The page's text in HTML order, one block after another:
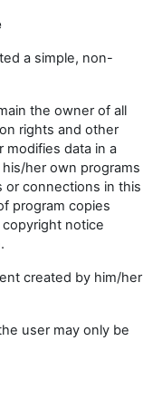
a simple, non-
the owner of all
rights and other
modifies data in a
her own programs
or connections in this
program copies
notice
created by him/her
user may only be